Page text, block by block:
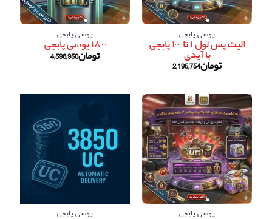
یوسی پابجی
الیت پس لول ۱ تا ۱۰۰ پابجی
با آیدی
تومان2,195,754
یوسی پابجی
۱۸۰۰ یوسی پابجی
تومان4,598,950
یوسی پابجی یوسی پابجی